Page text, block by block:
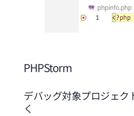
PHPStorm
デバッグ対象プロジェク
く